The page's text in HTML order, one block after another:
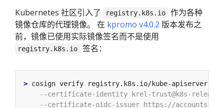
Kubernetes 社区引入了 registry.k8s.io
作为各种
镜像仓库的代理镜像。 在 kpromo v4.0.2 版本发布之
前，镜像已使用实际镜像签名而不是使用
registry.k8s.io 签名：
> cosign verify registry.k8s.io/kube-apiserver-